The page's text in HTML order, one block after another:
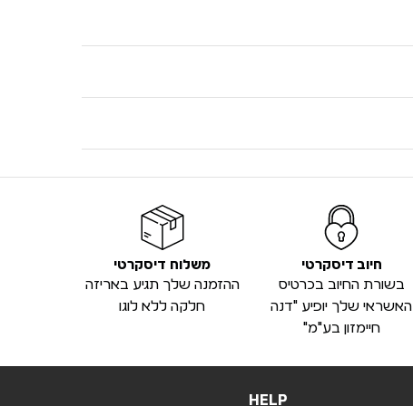
חיוב דיסקרטי
בשורת החיוב בכרטיס
האשראי שלך יופיע "דנה
חיימזון בע"מ"
משלוח דיסקרטי
ההזמנה שלך תגיע באריזה
חלקה ללא לוגו
HELP